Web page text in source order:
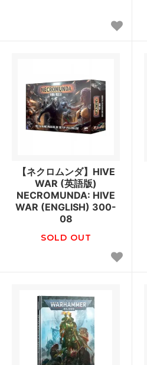
【ネクロムンダ】HIVE
WAR (英語版)
NECROMUNDA: HIVE
WAR (ENGLISH) 300-
08
SOLD OUT